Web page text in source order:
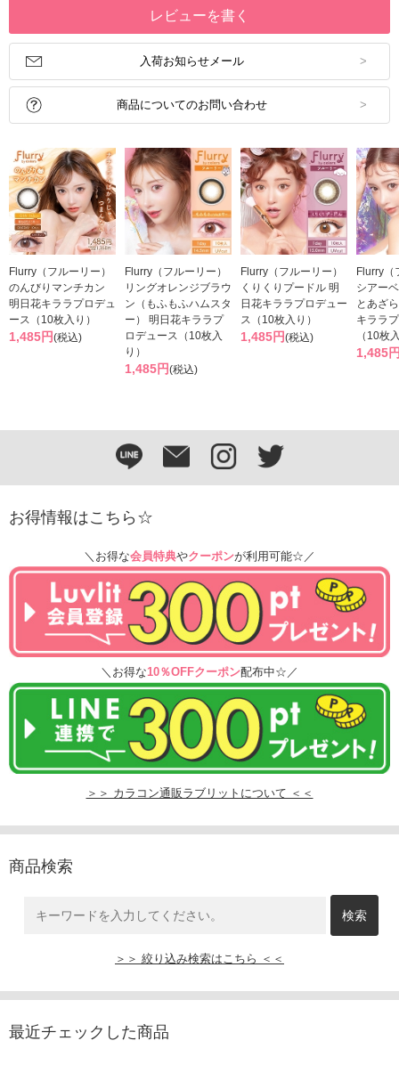
レビューを書く
入荷お知らせメール
商品についてのお問い合わせ
Flurry（フルーリー）
のんびりマンチカン
明日花キララプロデュ
ース（10枚入り）
1,485円(税込)
Flurry（フルーリー）
リングオレンジブラウ
ン（もふもふハムスタ
ー） 明日花キララプ
ロデュース（10枚入
り）
1,485円(税込)
Flurry（フルーリー）
くりくりプードル 明
日花キララプロデュー
ス（10枚入り）
1,485円(税込)
Flurry（
シアー
とあざ
キララ
（10枚
1,485
お得情報はこちら☆
＼お得な会員特典やクーポンが利用可能☆／
＼お得な10％OFFクーポン配布中☆／
＞＞ カラコン通販ラブリットについて ＜＜
商品検索
＞＞ 絞り込み検索はこちら ＜＜
最近チェックした商品